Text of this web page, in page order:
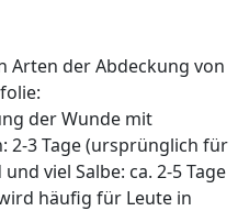
Arten der Abdeckung von
der Wunde mit
2-3 Tage (ursprünglich für
viel Salbe: ca. 2-5 Tage
häufig für Leute in